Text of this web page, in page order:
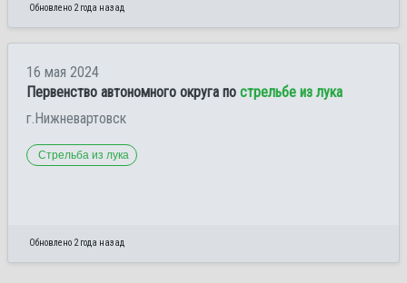
Обновлено 2 года назад
16 мая 2024
Первенство автономного округа по стрельбе из лука
г.Нижневартовск
Стрельба из лука
Обновлено 2 года назад